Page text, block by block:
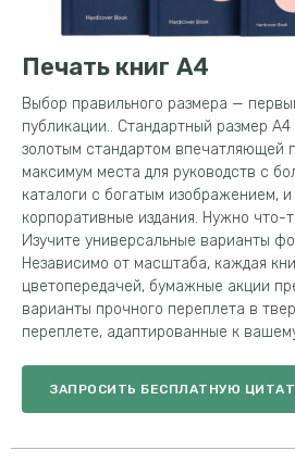
Печать книг А4
Выбор правильного размера —
публикации.. Стандартный размер
золотым стандартом впечатляющей
максимум места для руководств с
каталоги с богатым изображением,
корпоративные издания. Нужно что-
Изучите универсальные варианты
Независимо от масштаба, каждая
цветопередачей, бумажные акции
варианты прочного переплета в
переплете, адаптированные к
ЗАПРОСИТЬ БЕСПЛАТНУЮ